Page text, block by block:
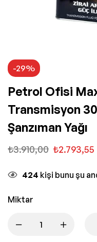
-29%
Petrol Ofisi
Transmisyon
Şanzıman Yağı
₺3.910,00 ₺2.793,55
424 kişi bunu şu
Miktar